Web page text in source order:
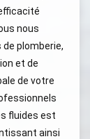
nous
plomberie,
et de
de votre
fluides est
ainsi